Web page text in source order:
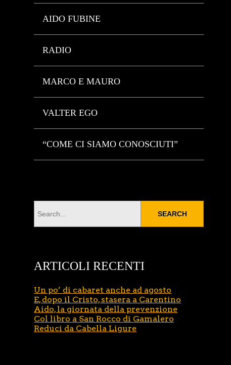
AIDO FUBINE
RADIO
MARCO E MAURO
VALTER EGO
“COME CI SIAMO CONOSCIUTI”
ARTICOLI RECENTI
Un po’ di cabaret anche ad agosto
E, dopo il Cristo, stasera a Carentino
Aido, la giornata della prevenzione
Col libro a San Rocco di Gamalero
Reduci da Cabella Ligure